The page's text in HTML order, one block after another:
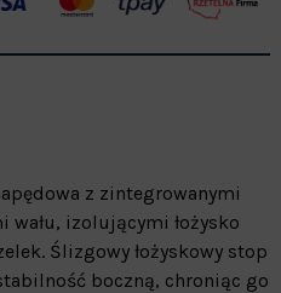
z zintegrowanymi
izolującymi łożysko
Ślizgowy łożyskowy stop
boczną, chroniąc go